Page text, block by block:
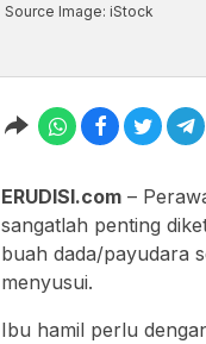
Source Image: iStock
ERUDISI.com –
sangatlah penting
buah dada/payudara
menyusui.
Ibu hamil perlu